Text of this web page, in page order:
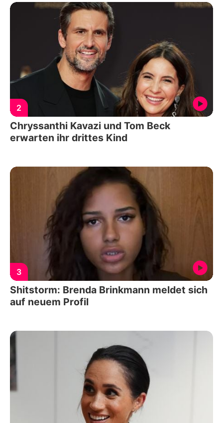
2
Chryssanthi Kavazi und Tom Beck
erwarten ihr drittes Kind
3
Shitstorm: Brenda Brinkmann meldet sich
auf neuem Profil